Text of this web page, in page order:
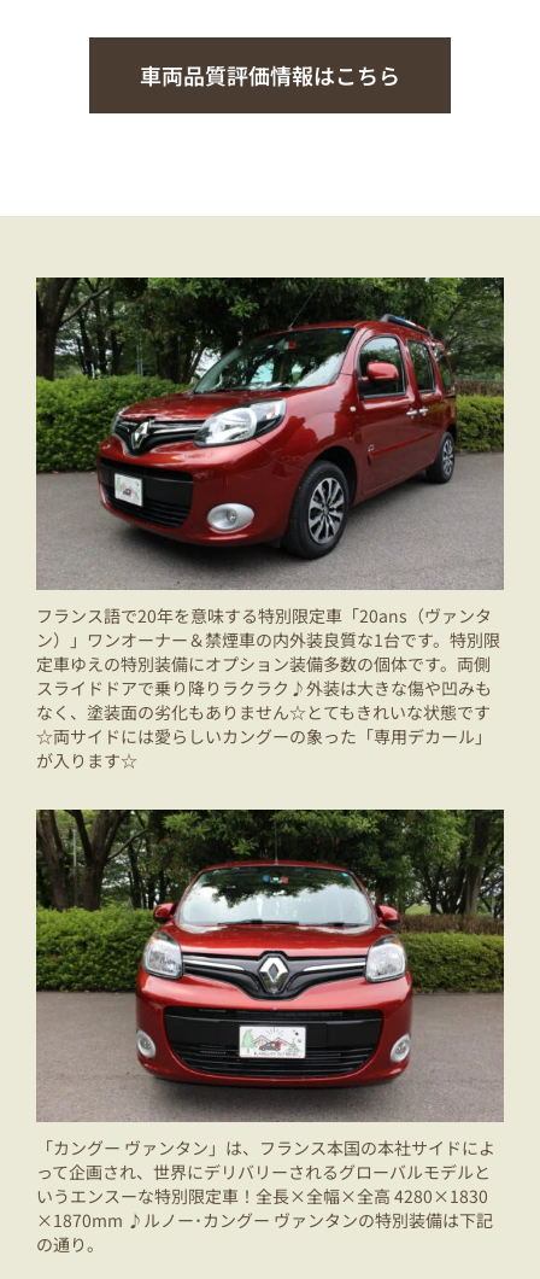
車両品質評価情報はこちら
フランス語で20年を意味する特別限定車「20ans（ヴァンタ
ン）」ワンオーナー＆禁煙車の内外装良質な1台です。特別限
定車ゆえの特別装備にオプション装備多数の個体です。両側
スライドドアで乗り降りラクラク♪外装は大きな傷や凹みも
なく、塗装面の劣化もありません☆とてもきれいな状態です
☆両サイドには愛らしいカングーの象った「専用デカール」
が入ります☆
「カングー ヴァンタン」は、フランス本国の本社サイドによ
って企画され、世界にデリバリーされるグローバルモデルと
いうエンスーな特別限定車！全長×全幅×全高 4280×1830
×1870mm ♪ルノー･カングー ヴァンタンの特別装備は下記
の通り。